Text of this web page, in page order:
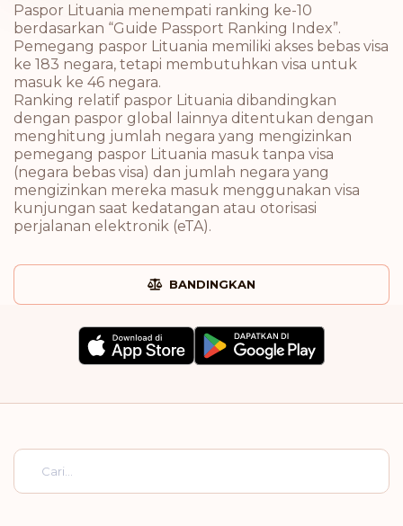
Paspor Lituania menempati ranking ke-10
berdasarkan “Guide Passport Ranking Index”.
Pemegang paspor Lituania memiliki akses bebas visa
ke 183 negara, tetapi membutuhkan visa untuk
masuk ke 46 negara.
Ranking relatif paspor Lituania dibandingkan
dengan paspor global lainnya ditentukan dengan
menghitung jumlah negara yang mengizinkan
pemegang paspor Lituania masuk tanpa visa
(negara bebas visa) dan jumlah negara yang
mengizinkan mereka masuk menggunakan visa
kunjungan saat kedatangan atau otorisasi
perjalanan elektronik (eTA).
BANDINGKAN